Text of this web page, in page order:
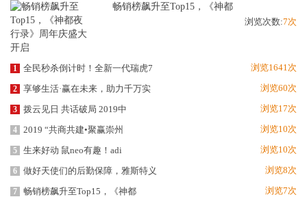
畅销榜飙升至Top15，《神都
浏览次数:7次
1 全民秒杀倒计时！全新一代瑞虎7 浏览1641次
2 享够生活·赢在未来，助力千万实 浏览60次
3 拨云见日 共话破局 2019中 浏览17次
4 2019 “共商共建•聚赢崇州 浏览10次
5 生来好动 鼠neo有趣！adi 浏览10次
6 做好天使们的后勤保障，雅斯特义 浏览8次
7 畅销榜飙升至Top15，《神都 浏览7次